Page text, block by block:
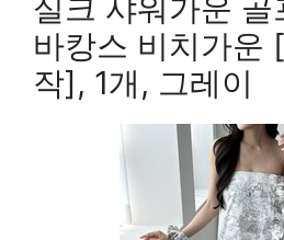
실크 샤워가운 골
바캉스 비치가운
작], 1개, 그레이